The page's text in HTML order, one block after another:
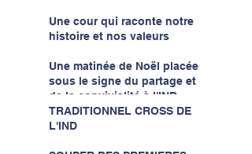
Une cour qui raconte notre
histoire et nos valeurs
Une matinée de Noël placée
sous le signe du partage et
de la convivialité à l'IND...
TRADITIONNEL CROSS DE
L'IND